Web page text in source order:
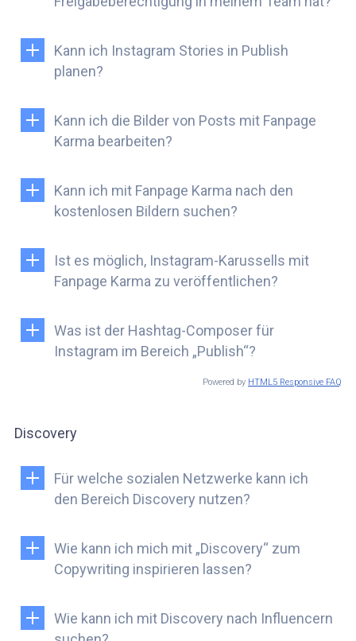
Kann ich Instagram Stories in Publish
planen?
Kann ich die Bilder von Posts mit Fanpage
Karma bearbeiten?
Kann ich mit Fanpage Karma nach den
kostenlosen Bildern suchen?
Ist es möglich, Instagram-Karussells mit
Fanpage Karma zu veröffentlichen?
Was ist der Hashtag-Composer für
Instagram im Bereich „Publish“?
Powered by HTML5 Responsive FAQ
Discovery
Für welche sozialen Netzwerke kann ich
den Bereich Discovery nutzen?
Wie kann ich mich mit „Discovery“ zum
Copywriting inspirieren lassen?
Wie kann ich mit Discovery nach Influencern